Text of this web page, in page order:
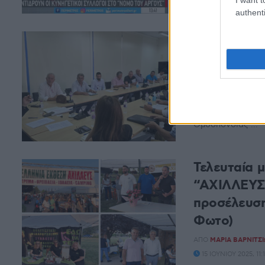
E-PTOLEMEOS
Με τους
Ομοσπονδίας ...
Τελευταία
Φωτο)
ΑΠΌ ΜΑΡΊΑ
15 ΙΟΥΝΊΟΥ 2025,